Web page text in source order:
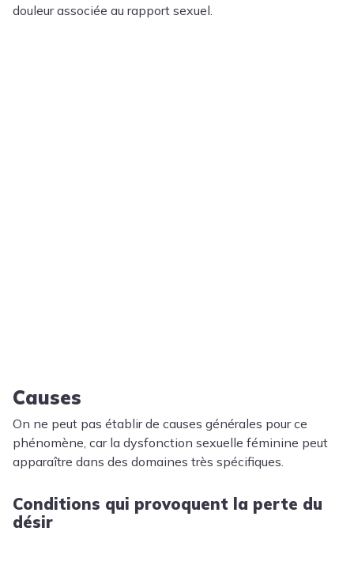
douleur associée au rapport sexuel.
Causes
On ne peut pas établir de causes générales pour ce
phénomène, car la dysfonction sexuelle féminine peut
apparaître dans des domaines très spécifiques.
Conditions qui provoquent la perte du
désir